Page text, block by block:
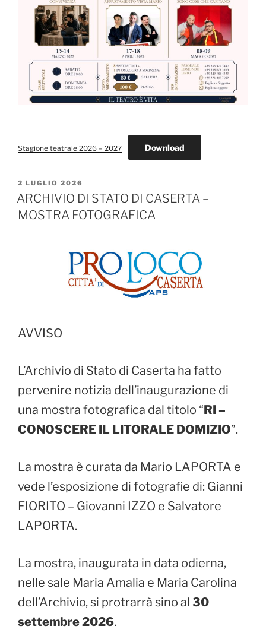
Stagione teatrale 2026 – 2027 Download
PUBBLICATO
IL
2 LUGLIO 2026
ARCHIVIO DI STATO DI CASERTA –
MOSTRA FOTOGRAFICA
AVVISO
L’Archivio di Stato di Caserta ha fatto
pervenire notizia dell’inaugurazione di
una mostra fotografica dal titolo “RI –
CONOSCERE IL LITORALE DOMIZIO”.
La mostra è curata da Mario LAPORTA e
vede l’esposizione di fotografie di: Gianni
FIORITO – Giovanni IZZO e Salvatore
LAPORTA.
La mostra, inaugurata in data odierna,
nelle sale Maria Amalia e Maria Carolina
dell’Archivio, si protrarrà sino al 30
settembre 2026.